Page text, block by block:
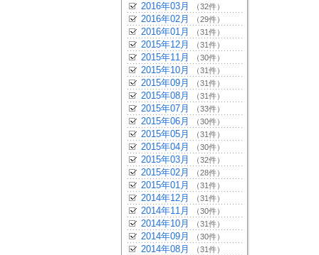
2016年03月 （32件）
2016年02月 （29件）
2016年01月 （31件）
2015年12月 （31件）
2015年11月 （30件）
2015年10月 （31件）
2015年09月 （31件）
2015年08月 （31件）
2015年07月 （33件）
2015年06月 （30件）
2015年05月 （31件）
2015年04月 （30件）
2015年03月 （32件）
2015年02月 （28件）
2015年01月 （31件）
2014年12月 （31件）
2014年11月 （30件）
2014年10月 （31件）
2014年09月 （30件）
2014年08月 （31件）